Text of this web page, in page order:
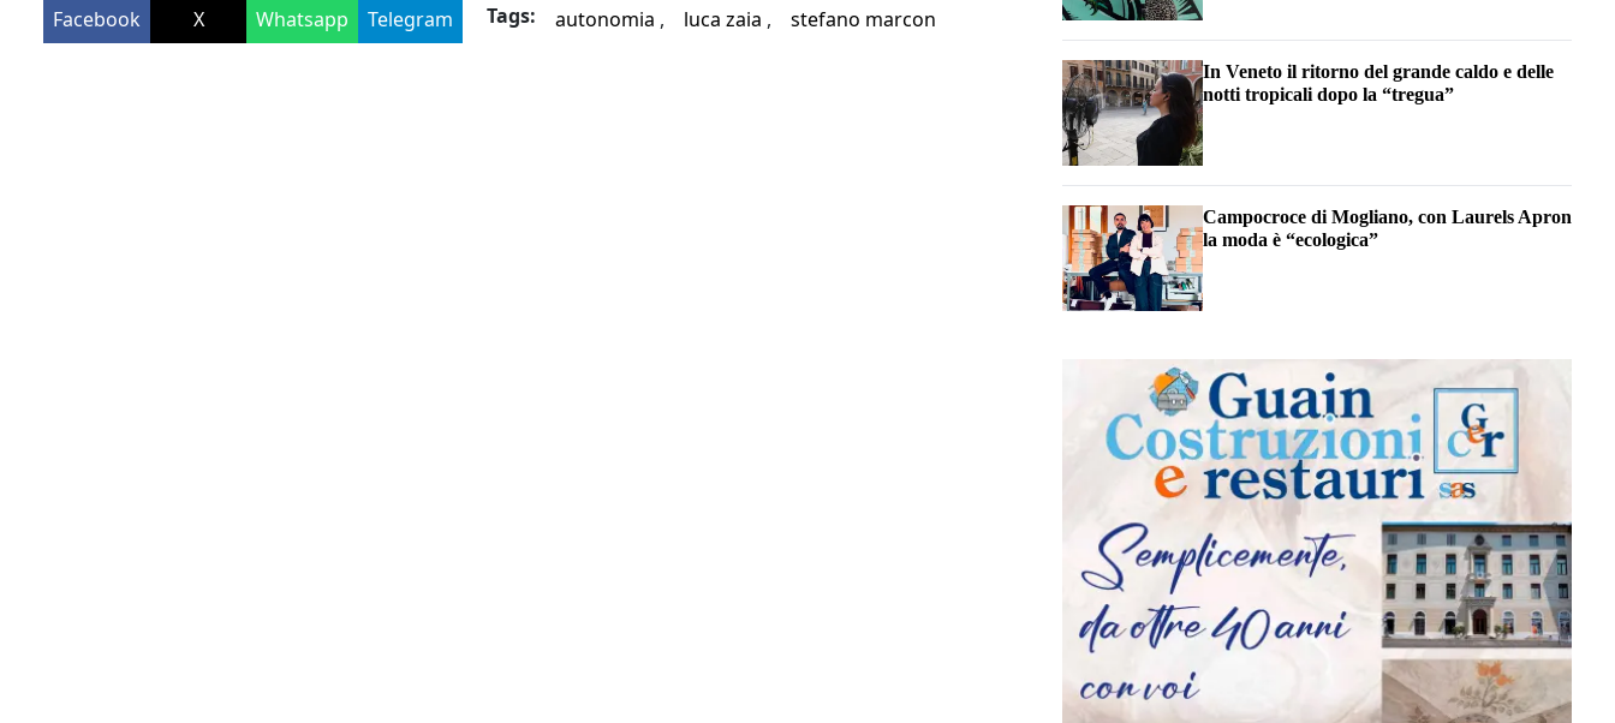
Facebook X Whatsapp Telegram Tags: autonomia luca zaia stefano marcon
In Veneto il ritorno del grande caldo e delle
notti tropicali dopo la “tregua”
Campocroce di Mogliano, con Laurels Apron
la moda è “ecologica”